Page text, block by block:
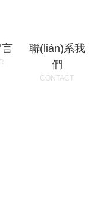
聯(lián)系我
們
CONTACT